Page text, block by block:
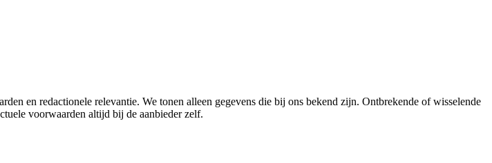
en redactionele relevantie. We tonen alleen gegevens die bij ons bekend zijn. Ontbrekende of wisselende
voorwaarden altijd bij de aanbieder zelf.